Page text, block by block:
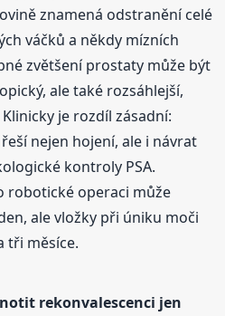
znamená odstranění celé
váčků a někdy mízních
zvětšení prostaty může být
ale také rozsáhlejší,
je rozdíl zásadní:
nejen hojení, ale i návrat
kontroly PSA.
robotické operaci může
ale vložky při úniku moči
tři měsíce.
rekonvalescenci jen